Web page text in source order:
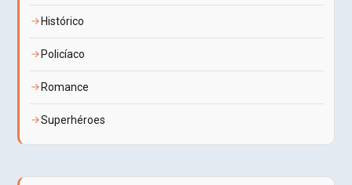
Histórico
Policíaco
Romance
Superhéroes